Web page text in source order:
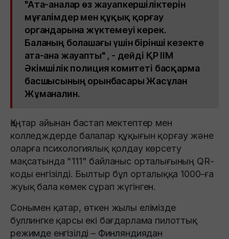
"Ата-аналар өз жауапкершіліктерін
мұғалімдер мен құқық қорғау
органдарына жүктемеуі керек.
Баланың болашағы үшін бірінші кезекте
ата-ана жауапты" , - дейді ҚР ІІМ
Әкімшілік полиция комитеті басқарма
басшысының орынбасары Жасұлан
Жұманалин.
Қаңтар айынан бастап мектептер мен
колледждерде балалар құқығын қорғау және
оларға психологиялық қолдау көрсету
мақсатында "111" байланыс орталығының QR-
коды енгізілді. Былтыр бұл орталыққа 1000-ға
жуық бала көмек сұрап жүгінген.
Сонымен қатар, өткен жылы елімізде
буллингке қарсы екі бағдарлама пилоттық
режимде енгізілді – Финляндиядан